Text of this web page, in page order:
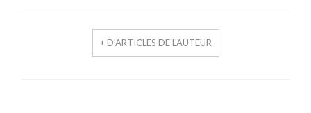
+ D'ARTICLES DE L'AUTEUR